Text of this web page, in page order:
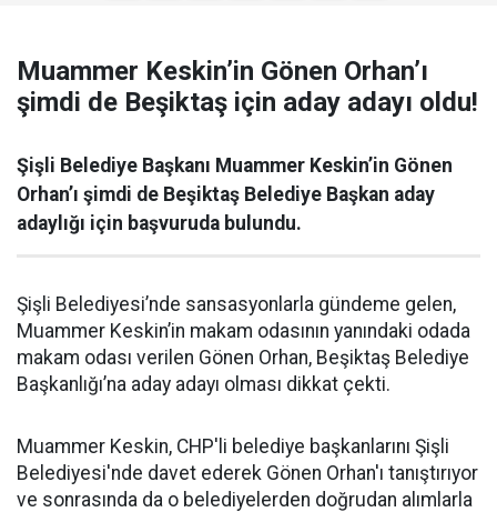
Muammer Keskin’in Gönen Orhan’ı
şimdi de Beşiktaş için aday adayı oldu!
Şişli Belediye Başkanı Muammer Keskin’in Gönen
Orhan’ı şimdi de Beşiktaş Belediye Başkan aday
adaylığı için başvuruda bulundu.
Şişli Belediyesi’nde sansasyonlarla gündeme gelen,
Muammer Keskin’in makam odasının yanındaki odada
makam odası verilen Gönen Orhan, Beşiktaş Belediye
Başkanlığı’na aday adayı olması dikkat çekti.
Muammer Keskin, CHP'li belediye başkanlarını Şişli
Belediyesi'nde davet ederek Gönen Orhan'ı tanıştırıyor
ve sonrasında da o belediyelerden doğrudan alımlarla